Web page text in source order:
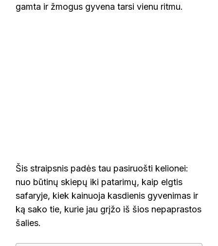
gamta ir žmogus gyvena tarsi vienu ritmu.
Šis straipsnis padės tau pasiruošti kelionei:
nuo būtinų skiepų iki patarimų, kaip elgtis
safaryje, kiek kainuoja kasdienis gyvenimas ir
ką sako tie, kurie jau grįžo iš šios nepaprastos
šalies.